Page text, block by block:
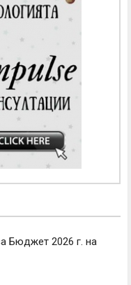
Бюджет 2026 г. на